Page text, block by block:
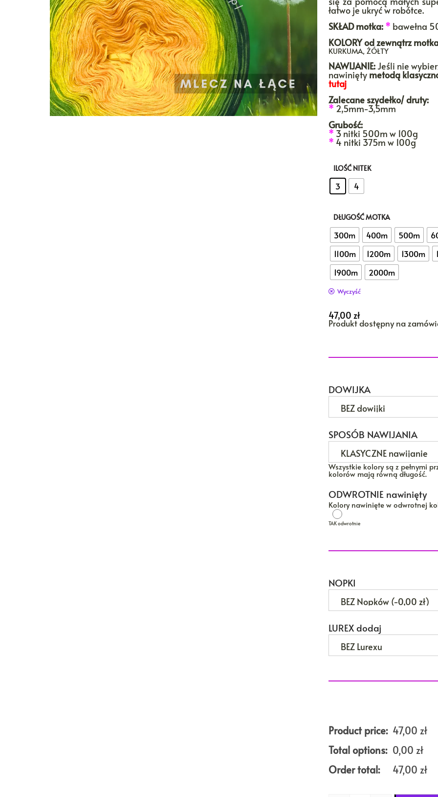
łatwo je ukryć w robótce.
SKŁAD motka: * bawełna
KOLORYod zewnątrz
KURKUMA, ŻÓŁTY
NAWIJANIE: Jeśli nie
nawinięty metodą
tutaj
Zalecane szydełko/ druty:
* 2,5mm-3,5mm
Grubość:
* 3 nitki 500m w 100g
* 4 nitki 375m w 100g
ILOŚĆ NITEK
3 4
DŁUGOŚĆ MOTKA
300m 400m 500m
1100m
1200m 1300m
1900m
2000m
Wyczyść
47,00 zł
Produkt dostępny na
DOWIJKA
SPOSÓB NAWIJANIA
Wszystkie kolory są z pełnymi
kolorów mają równą długość.
ODWROTNIE nawinięty
Kolory nawinięte w odwrotnej
TAK odwrotnie
NOPKI
LUREX dodaj
Product price: 47,00 zł
Total options: 0,00 zł
Order total:
47,00 zł